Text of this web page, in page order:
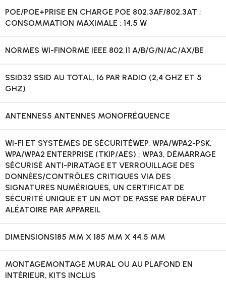
POE/POE+PRISE EN CHARGE POE 802.3AF/802.3AT ;
CONSOMMATION MAXIMALE : 14,5 W
NORMES WI-FINORME IEEE 802.11 A/B/G/N/AC/AX/BE
SSID32 SSID AU TOTAL, 16 PAR RADIO (2,4 GHZ ET 5
GHZ)
ANTENNES5 ANTENNES MONOFRÉQUENCE
WI-FI ET SYSTÈMES DE SÉCURITÉWEP, WPA/WPA2-PSK,
WPA/WPA2 ENTERPRISE (TKIP/AES) ; WPA3, DÉMARRAGE
SÉCURISÉ ANTI-PIRATAGE ET VERROUILLAGE DES
DONNÉES/CONTRÔLES CRITIQUES VIA DES
SIGNATURES NUMÉRIQUES, UN CERTIFICAT DE
SÉCURITÉ UNIQUE ET UN MOT DE PASSE PAR DÉFAUT
ALÉATOIRE PAR APPAREIL
DIMENSIONS185 MM X 185 MM X 44,5 MM
MONTAGEMONTAGE MURAL OU AU PLAFOND EN
INTÉRIEUR, KITS INCLUS